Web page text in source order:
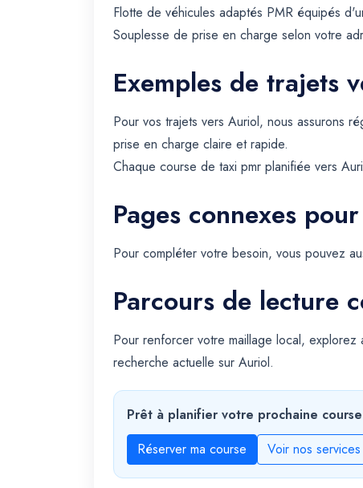
Flotte de véhicules adaptés PMR équipés
Souplesse de prise en charge selon votre
Exemples de trajets
Pour vos trajets vers Auriol, nous assurons
prise en charge claire et rapide.
Chaque course de taxi pmr planifiée vers
Pages connexes
Pour compléter votre besoin, vous pouvez
Parcours de lecture
Pour renforcer votre maillage local, explorez
recherche actuelle sur Auriol.
Prêt à planifier votre prochaine
Réserver ma course
Voir nos services